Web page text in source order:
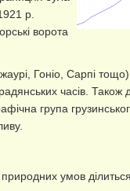
р.
ворота
Гоніо, Сарпі
часів. Також
група
умов